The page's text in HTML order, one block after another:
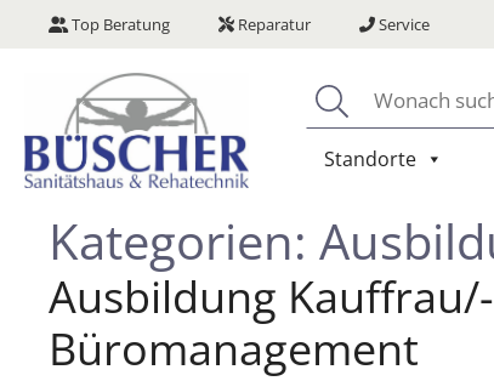
Top Beratung Reparatur Service
Suchen
Standorte
Kategorien:
Ausbildung
Büromanagement